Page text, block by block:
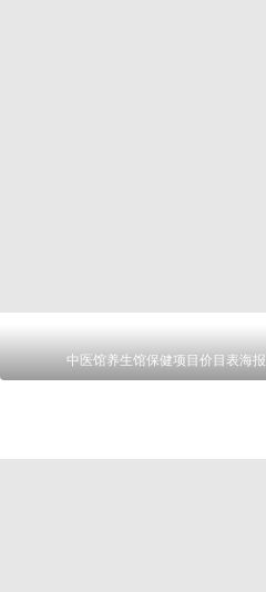
中医馆养生馆保健项目价目表海报